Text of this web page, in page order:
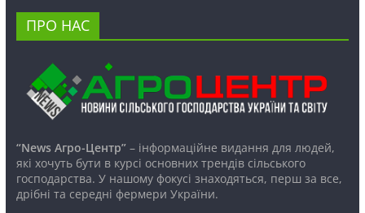
ПРО НАС
“News Агро-Центр”– інформаційне видання для людей,
які хочуть бути в курсі основних трендів сільського
господарства. У нашому фокусі знаходяться, перш за все,
дрібні та середні фермери України.